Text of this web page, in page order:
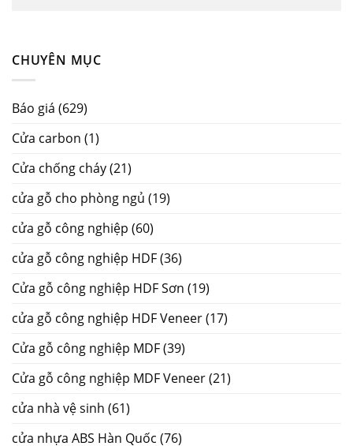
CHUYÊN MỤC
Báo giá (629)
Cửa carbon (1)
Cửa chống cháy(21)
cửa gỗ cho phòng ngủ (19)
cửa gỗ công nghiệp (60)
cửa gỗ công nghiệp HDF(36)
Cửa gỗ công nghiệp HDF Sơn (19)
cửa gỗ công nghiệp HDF Veneer(17)
Cửa gỗ công nghiệp MDF(39)
Cửa gỗ công nghiệp MDF Veneer(21)
cửa nhà vệ sinh (61)
cửa nhựa ABS Hàn Quốc (76)